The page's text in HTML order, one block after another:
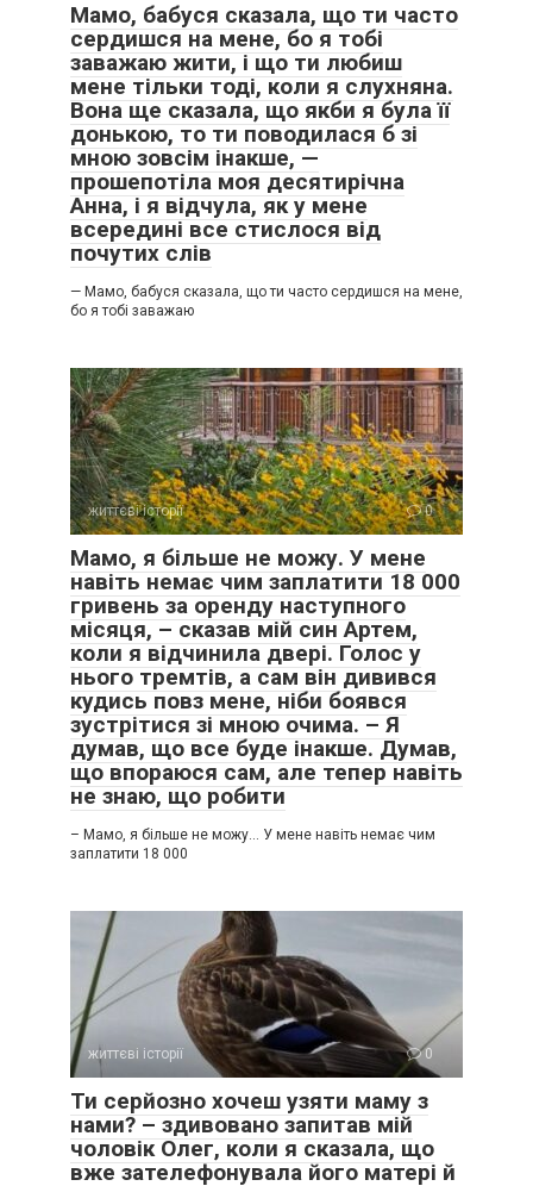
Мамо, бабуся сказала, що ти часто
сердишся на мене, бо я тобі
заважаю жити, і що ти любиш
мене тільки тоді, коли я слухняна.
Вона ще сказала, що якби я була її
донькою, то ти поводилася б зі
мною зовсім інакше, —
прошепотіла моя десятирічна
Анна, і я відчула, як у мене
всередині все стислося від
почутих слів
— Мамо, бабуся сказала, що ти часто сердишся на мене,
бо я тобі заважаю
життєві історії 0
Мамо, я більше не можу. У мене
навіть немає чим заплатити 18 000
гривень за оренду наступного
місяця, – сказав мій син Артем,
коли я відчинила двері. Голос у
нього тремтів, а сам він дивився
кудись повз мене, ніби боявся
зустрітися зі мною очима. – Я
думав, що все буде інакше. Думав,
що впораюся сам, але тепер навіть
не знаю, що робити
– Мамо, я більше не можу… У мене навіть немає чим
заплатити 18 000
життєві історії 0
Ти серйозно хочеш узяти маму з
нами? – здивовано запитав мій
чоловік Олег, коли я сказала, що
вже зателефонувала його матері й